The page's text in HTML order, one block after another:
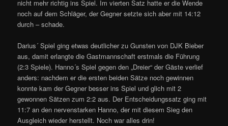
nicht mehr richtig ins Spiel. Im vierten Satz hatte er die Wende
noch auf dem Schläger, der Gegner setzte sich aber mit 14:12
durch – schade.
Darius´ Spiel ging etwas deutlicher zu Gunsten von DJK Bieber
aus, damit erlangte die Gastmannschaft erstmals die Führung
(2:3 Spiele). Hanno´s Spiel gegen den „Dreier“ der Gäste verlief
anders: nachdem er die ersten beiden Sätze noch gewinnen
konnte kam der Gegner besser ins Spiel und glich mit 2
gewonnen Sätzen zum 2:2 aus. Der Entscheidungssatz ging mit
11:7 an den nervenstarken Hanno, der mit diesem Sieg den
Ausgleich wieder herstellt. Noch war alles drin!